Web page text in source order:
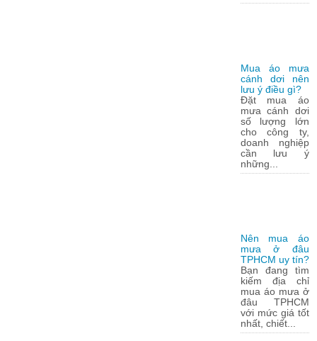
Mua áo mưa
cánh dơi nên
lưu ý điều gì?
Đặt mua áo
mưa cánh dơi
số lượng lớn
cho công ty,
doanh nghiệp
cần lưu ý
những...
Nên mua áo
mưa ở đâu
TPHCM uy tín?
Bạn đang tìm
kiếm địa chỉ
mua áo mưa ở
đâu TPHCM
với mức giá tốt
nhất, chiết...